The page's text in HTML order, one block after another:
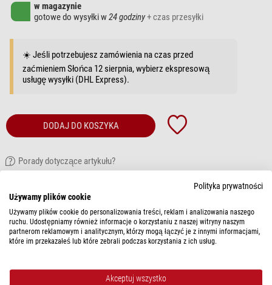
w magazynie
gotowe do wysyłki w24 godziny+ czas przesyłki
☀️ Jeśli potrzebujesz zamówienia na czas przed
zaćmieniem Słońca 12 sierpnia, wybierz ekspresową
usługę wysyłki (DHL Express).
DODAJ DO KOSZYKA
Porady dotyczące artykułu?
OPIS ARTYKUŁU
Elegancja z charakterem – kamizelkaJosefa-Elise Eveningw kolorze
czerwonym
stylowa, kobieca i wyrazista. Wyrazisty odcień czerwieni Triscele z wzorem
na całej powierzchni sprawia, że kamizelka przyciąga wzrok pod każdym
Polityka prywatności
Używamy plików cookie
Używamy plików cookie do personalizowania treści, reklam i analizowania naszego
ruchu. Udostępniamy również informacje o korzystaniu z naszej witryny naszym
partnerom reklamowym i analitycznym, którzy mogą łączyć je z innymi informacjami,
które im przekazałeś lub które zebrali podczas korzystania z ich usług.
Akceptuj wszystko